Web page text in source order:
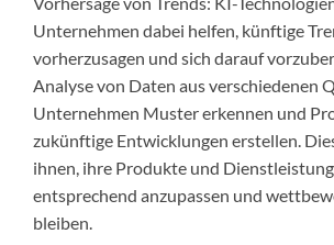
Unternehmen dabei helfen, künftige
vorherzusagen und sich darauf
Analyse von Daten aus verschiedenen
Unternehmen Muster erkennen und
zukünftige Entwicklungen erstellen.
ihnen, ihre Produkte und
entsprechend anzupassen und
bleiben.